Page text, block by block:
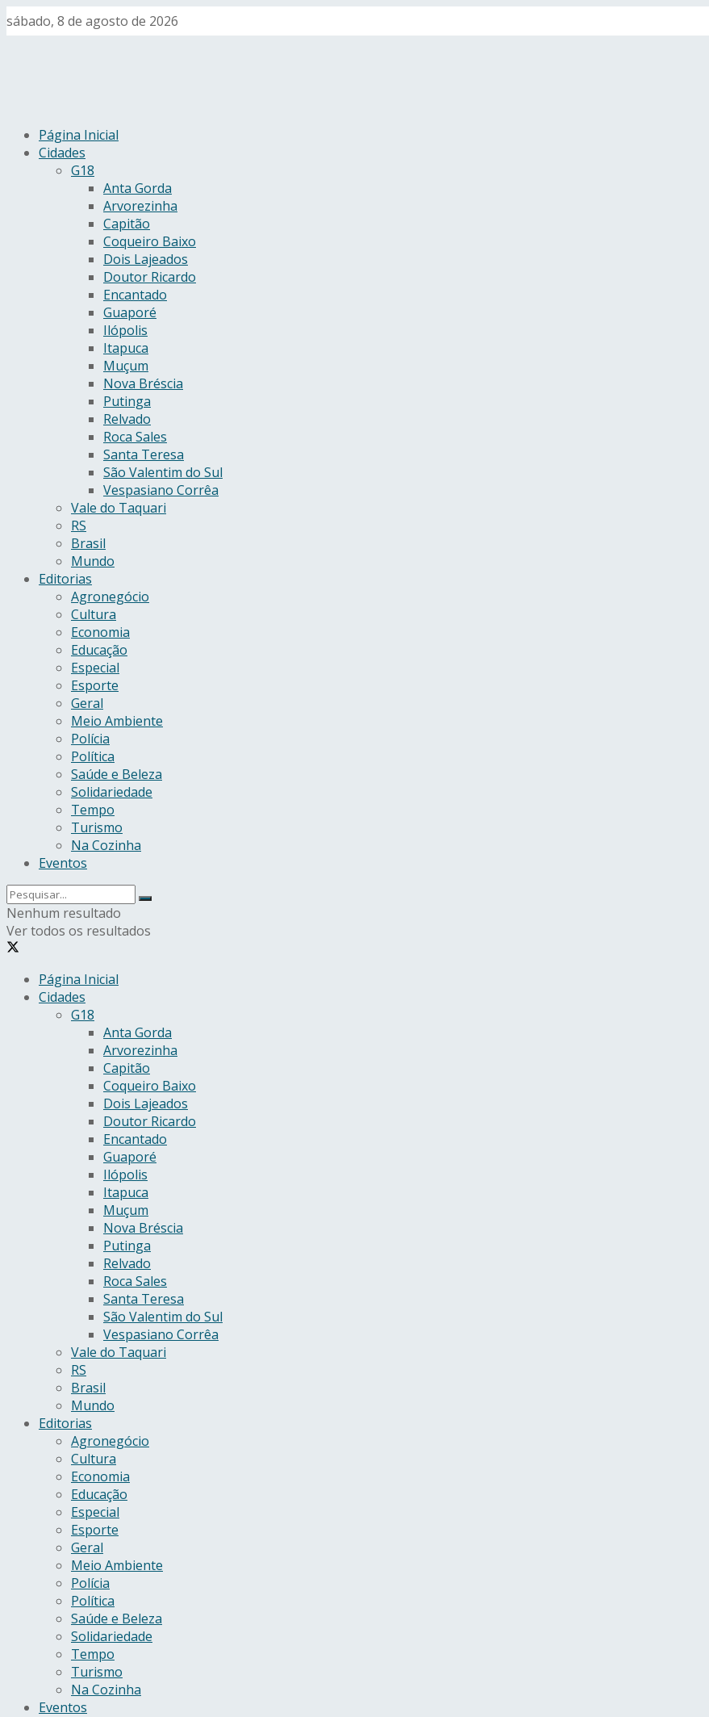
sábado, 8 de agosto de 2026
Página Inicial
Cidades
G18
Anta Gorda
Arvorezinha
Capitão
Coqueiro Baixo
Dois Lajeados
Doutor Ricardo
Encantado
Guaporé
Ilópolis
Itapuca
Muçum
Nova Bréscia
Putinga
Relvado
Roca Sales
Santa Teresa
São Valentim do Sul
Vespasiano Corrêa
Vale do Taquari
RS
Brasil
Mundo
Editorias
Agronegócio
Cultura
Economia
Educação
Especial
Esporte
Geral
Meio Ambiente
Polícia
Política
Saúde e Beleza
Solidariedade
Tempo
Turismo
Na Cozinha
Eventos
Nenhum resultado
Ver todos os resultados
Página Inicial
Cidades
G18
Anta Gorda
Arvorezinha
Capitão
Coqueiro Baixo
Dois Lajeados
Doutor Ricardo
Encantado
Guaporé
Ilópolis
Itapuca
Muçum
Nova Bréscia
Putinga
Relvado
Roca Sales
Santa Teresa
São Valentim do Sul
Vespasiano Corrêa
Vale do Taquari
RS
Brasil
Mundo
Editorias
Agronegócio
Cultura
Economia
Educação
Especial
Esporte
Geral
Meio Ambiente
Polícia
Política
Saúde e Beleza
Solidariedade
Tempo
Turismo
Na Cozinha
Eventos